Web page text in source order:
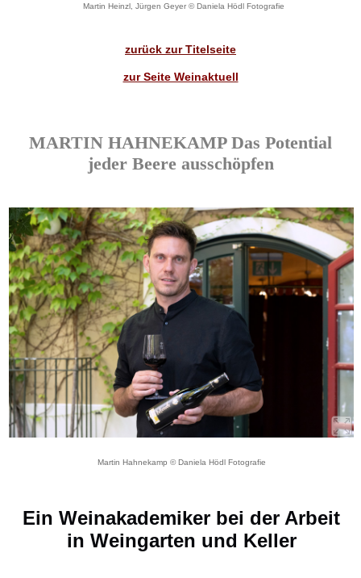
Martin Heinzl, Jürgen Geyer © Daniela Hödl Fotografie
zurück zur Titelseite
zur Seite Weinaktuell
MARTIN HAHNEKAMP Das Potential
jeder Beere ausschöpfen
Martin Hahnekamp © Daniela Hödl Fotografie
Ein Weinakademiker bei der Arbeit
in Weingarten und Keller